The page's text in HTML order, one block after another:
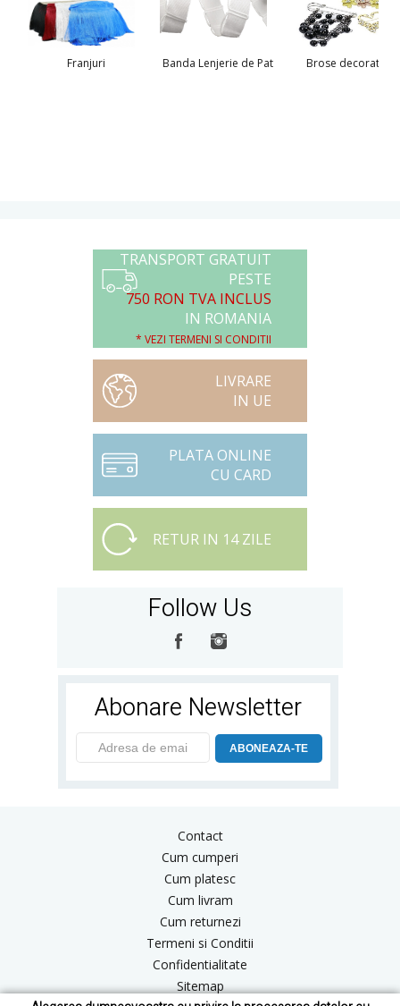
Franjuri Banda Lenjerie de Pat Brose decorative
TRANSPORT GRATUIT
PESTE
750 RON TVA INCLUS
IN ROMANIA
* VEZI TERMENI SI CONDITII
LIVRARE
IN UE
PLATA ONLINE
CU CARD
RETUR IN 14 ZILE
Follow Us
Abonare Newsletter
ABONEAZA-TE
Contact
Cum cumperi
Cum platesc
Cum livram
Cum returnezi
Termeni si Conditii
Confidentialitate
Sitemap